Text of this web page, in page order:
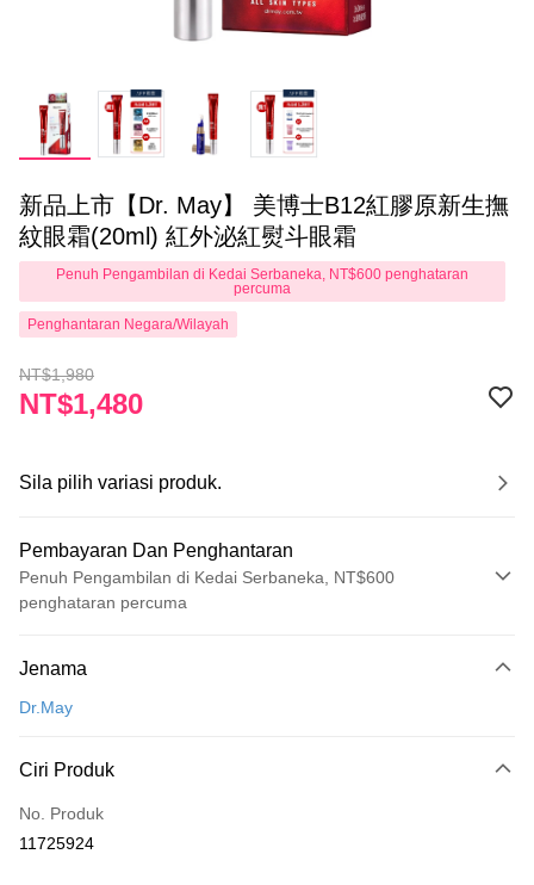
新品上市【Dr. May】 美博士B12紅膠原新生撫
紋眼霜(20ml) 紅外泌紅熨斗眼霜
Penuh Pengambilan di Kedai Serbaneka, NT$600 penghataran
percuma
Penghantaran Negara/Wilayah
NT$1,980
NT$1,480
Sila pilih variasi produk.
Pembayaran Dan Penghantaran
Penuh Pengambilan di Kedai Serbaneka, NT$600
penghataran percuma
Kad Kredit (Bayaran Penuh)
Pengambilan di Kedai Serbaneka
LINE Pay
Apple Pay
JKOPAY
Jenama
Dr.May
Ciri Produk
No. Produk
11725924